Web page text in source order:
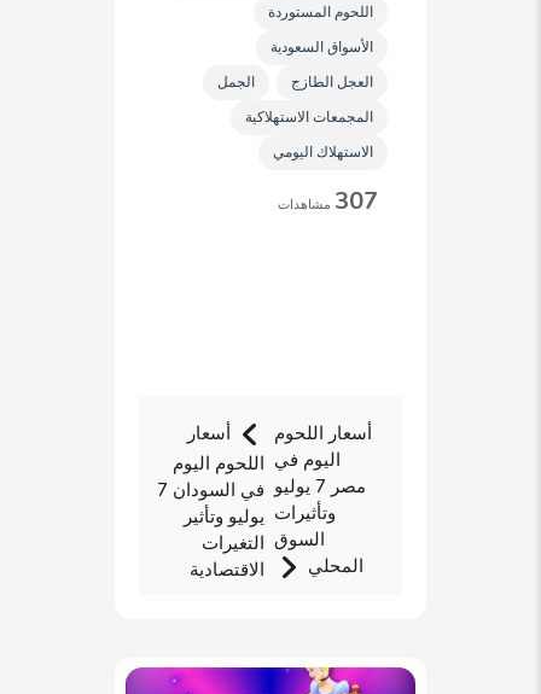
اللحوم المستوردة
الأسواق السعودية
العجل الطازج
الجمل
المجمعات الاستهلاكية
الاستهلاك اليومي
307 مشاهدات
أسعار
اللحوم اليوم
في السودان 7
يوليو وتأثير
التغيرات
الاقتصادية
أسعار اللحوم
اليوم في
مصر 7 يوليو
وتأثيرات
السوق
المحلي